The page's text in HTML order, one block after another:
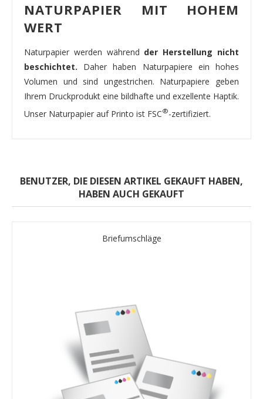
NATURPAPIER MIT HOHEM
WERT
Naturpapier werden während der Herstellung nicht
beschichtet. Daher haben Naturpapiere ein hohes
Volumen und sind ungestrichen. Naturpapiere geben
Ihrem Druckprodukt eine bildhafte und exzellente Haptik.
Unser Naturpapier auf Printo ist FSC®-zertifiziert.
BENUTZER, DIE DIESEN ARTIKEL GEKAUFT HABEN,
HABEN AUCH GEKAUFT
Briefumschläge